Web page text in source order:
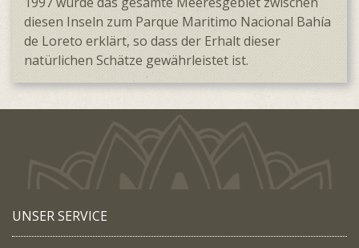
diesen Inseln zum Parque Maritimo Nacional Bahía
de Loreto erklärt, so dass der Erhalt dieser
natürlichen Schätze gewähr­leistet ist.
UNSER SERVICE